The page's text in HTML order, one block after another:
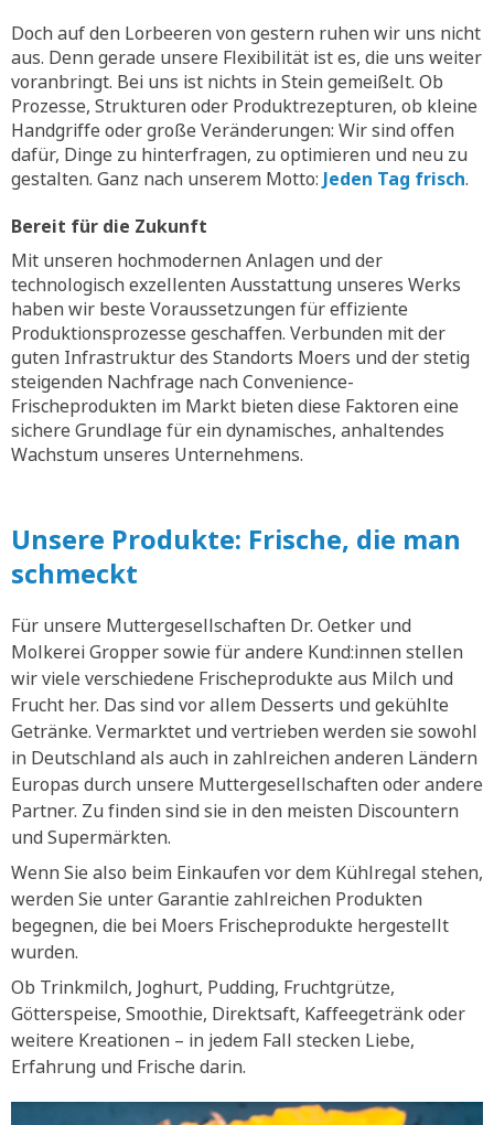
Doch auf den Lorbeeren von gestern ruhen wir uns nicht
aus. Denn gerade unsere Flexibilität ist es, die uns weiter
voranbringt. Bei uns ist nichts in Stein gemeißelt. Ob
Prozesse, Strukturen oder Produktrezepturen, ob kleine
Handgriffe oder große Veränderungen: Wir sind offen
dafür, Dinge zu hinterfragen, zu optimieren und neu zu
gestalten. Ganz nach unserem Motto: Jeden Tag frisch.
Bereit für die Zukunft
Mit unseren hochmodernen Anlagen und der
technologisch exzellenten Ausstattung unseres Werks
haben wir beste Voraussetzungen für effiziente
Produktionsprozesse geschaffen. Verbunden mit der
guten Infrastruktur des Standorts Moers und der stetig
steigenden Nachfrage nach Convenience-
Frischeprodukten im Markt bieten diese Faktoren eine
sichere Grundlage für ein dynamisches, anhaltendes
Wachstum unseres Unternehmens.
Unsere Produkte: Frische, die man
schmeckt
Für unsere Muttergesellschaften Dr. Oetker und
Molkerei Gropper sowie für andere Kund:innen stellen
wir viele verschiedene Frischeprodukte aus Milch und
Frucht her. Das sind vor allem Desserts und gekühlte
Getränke. Vermarktet und vertrieben werden sie sowohl
in Deutschland als auch in zahlreichen anderen Ländern
Europas durch unsere Muttergesellschaften oder andere
Partner. Zu finden sind sie in den meisten Discountern
und Supermärkten.
Wenn Sie also beim Einkaufen vor dem Kühlregal stehen,
werden Sie unter Garantie zahlreichen Produkten
begegnen, die bei Moers Frischeprodukte hergestellt
wurden.
Ob Trinkmilch, Joghurt, Pudding, Fruchtgrütze,
Götterspeise, Smoothie, Direktsaft, Kaffeegetränk oder
weitere Kreationen – in jedem Fall stecken Liebe,
Erfahrung und Frische darin.